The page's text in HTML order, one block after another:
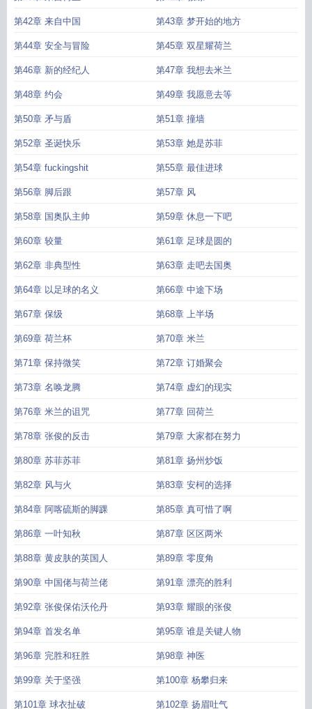
第42章 来自中国 第43章 梦开始的地方
第44章 安全与冒险 第45章 双星耀荷兰
第46章 新的经纪人 第47章 我想去米兰
第48章 约会 第49章 我愿意去等
第50章 矛与盾 第51章 撞墙
第52章 圣诞快乐 第53章 她是苏菲
第54章 fuckingshit 第55章 最佳进球
第56章 脚后跟 第57章 风
第58章 国奥队主帅 第59章 休息一下吧
第60章 较量 第61章 足球是圆的
第62章 非典型性 第63章 走吧去国奥
第64章 以足球的名义 第66章 中途下场
第67章 保级 第68章 上半场
第69章 荷兰杯 第70章 米兰
第71章 保持微笑 第72章 订婚聚会
第73章 名唤龙腾 第74章 虚幻的现实
第76章 米兰的诅咒 第77章 回荷兰
第78章 张俊的反击 第79章 大家都在努力
第80章 苏菲苏菲 第81章 扬州炒饭
第82章 风与火 第83章 安柯的选择
第84章 阿喀硫斯的脚踝 第85章 真可惜了啊
第86章 一叶知秋 第87章 区区两米
第88章 黄皮肤的英国人 第89章 零度角
第90章 中国佬与荷兰佬 第91章 漂亮的胜利
第92章 张俊保佑沃伦丹 第93章 耀眼的张俊
第94章 首发名单 第95章 谁是关键人物
第96章 完胜和狂胜 第98章 神医
第99章 关于坚强 第100章 杨攀归来
第101章 球衣扯破 第102章 扬眉吐气